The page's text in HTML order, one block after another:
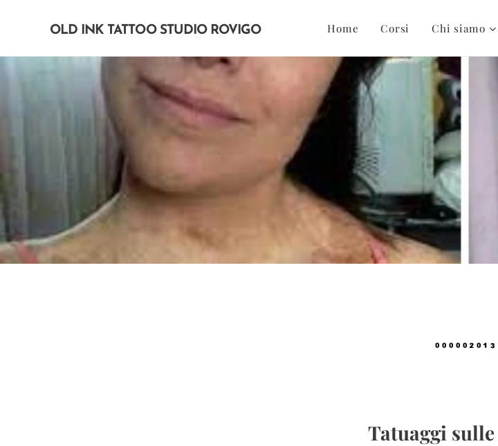
OLD INK TATTOO STUDIO ROVIGO Home Corsi Chi siamo
Tatuaggi